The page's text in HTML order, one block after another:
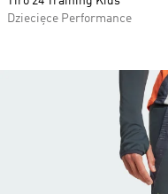
Dziecięce Performance